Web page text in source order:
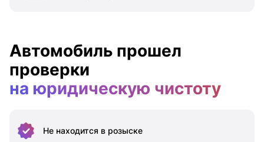
Автомобиль прошел
проверки
на юридическую чистоту
Не находится в розыске